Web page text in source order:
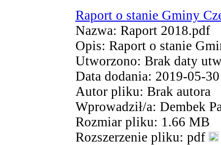
Raport o stanie Gminy
Nazwa: Raport 2018.pdf
Opis: Raport o stanie
Utworzono: Brak daty
Data dodania: 2019-05-
Autor pliku: Brak autora
Wprowadził/a: Dembek
Rozmiar pliku: 1.66 MB
Rozszerzenie pliku: pdf